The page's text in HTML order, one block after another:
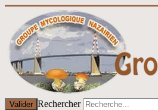
Valider Rechercher